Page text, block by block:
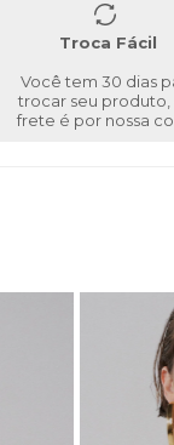
Troca Fácil
Você tem 30 dias
trocar seu produto,
frete é por nossa